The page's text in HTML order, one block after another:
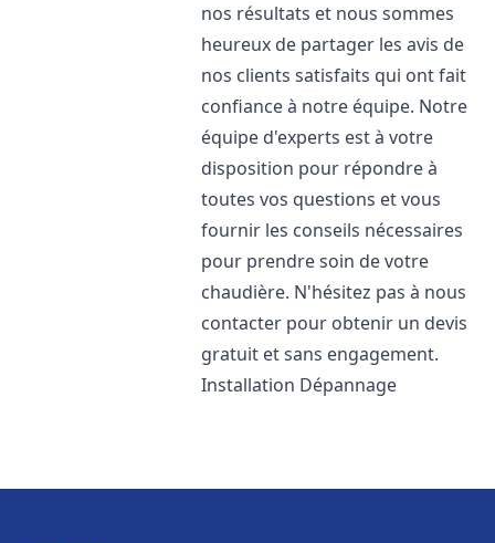
nos résultats et nous sommes
heureux de partager les avis de
nos clients satisfaits qui ont fait
confiance à notre équipe. Notre
équipe d'experts est à votre
disposition pour répondre à
toutes vos questions et vous
fournir les conseils nécessaires
pour prendre soin de votre
chaudière. N'hésitez pas à nous
contacter pour obtenir un devis
gratuit et sans engagement.
Installation Dépannage